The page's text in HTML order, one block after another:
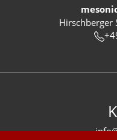
Hirschberger